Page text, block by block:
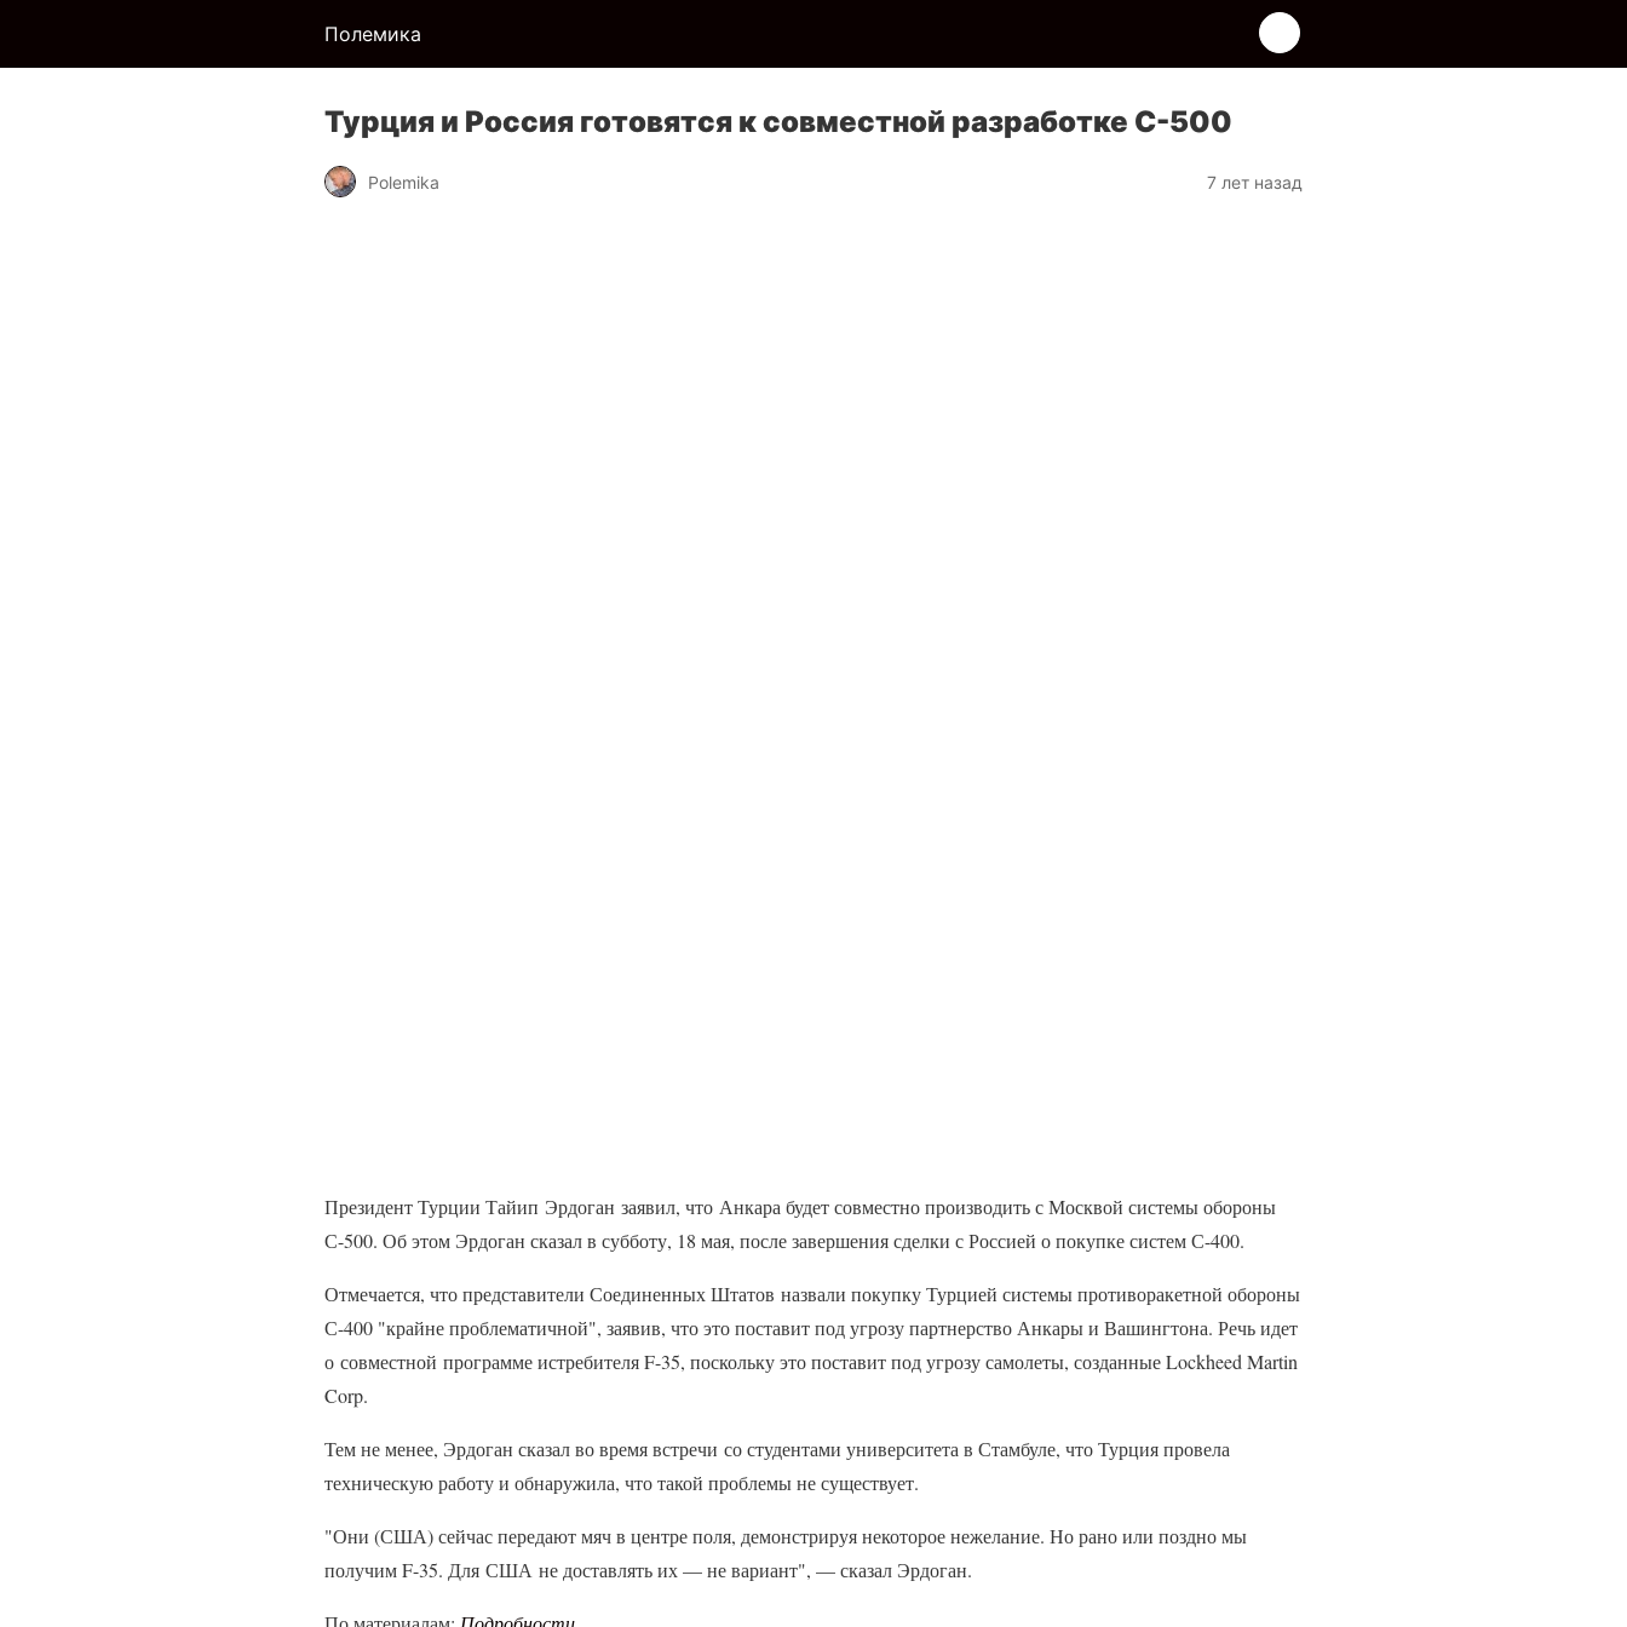
Полемика
Турция и Россия готовятся к совместной разработке С-500
Polemika 7 лет назад
Президент Турции Тайип Эрдоган заявил, что Анкара будет совместно производить с Москвой системы обороны
С-500. Об этом Эрдоган сказал в субботу, 18 мая, после завершения сделки с Россией о покупке систем С-400.
Отмечается, что представители Соединенных Штатов назвали покупку Турцией системы противоракетной обороны
С-400 "крайне проблематичной", заявив, что это поставит под угрозу партнерство Анкары и Вашингтона. Речь идет
о совместной программе истребителя F-35, поскольку это поставит под угрозу самолеты, созданные Lockheed Martin
Corp.
Тем не менее, Эрдоган сказал во время встречи со студентами университета в Стамбуле, что Турция провела
техническую работу и обнаружила, что такой проблемы не существует.
"Они (США) сейчас передают мяч в центре поля, демонстрируя некоторое нежелание. Но рано или поздно мы
получим F-35. Для США не доставлять их — не вариант", — сказал Эрдоган.